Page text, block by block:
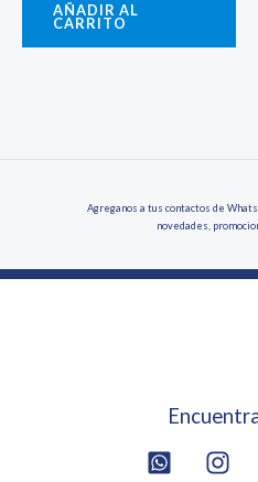
AÑADIR AL
CARRITO
Agreganos a tus contactos de
novedades,